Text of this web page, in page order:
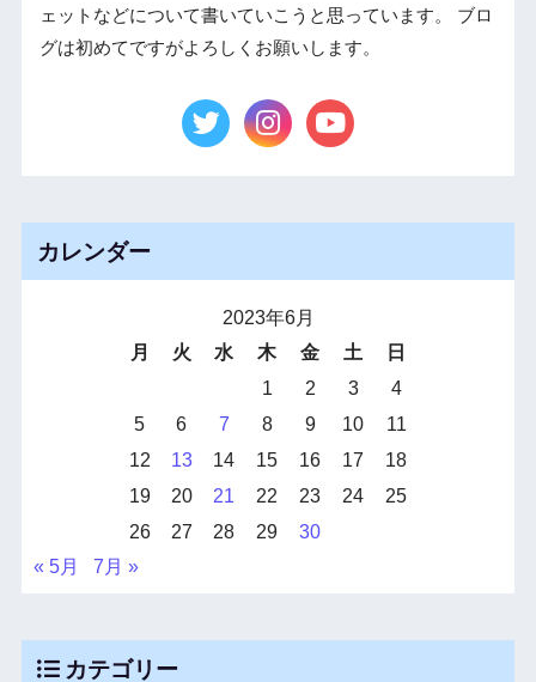
ェットなどについて書いていこうと思っています。 ブロ
グは初めてですがよろしくお願いします。
カレンダー
2023年6月
月
火 水 木 金 土
日
1
2 3
4
5
6 7 8 9 10
11
12
13 14 15 16 17
18
19
20 21 22 23 24
25
26
27 28 29
30
« 5月
7月 »
カテゴリー